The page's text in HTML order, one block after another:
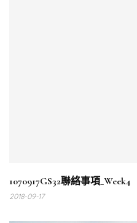
1070917GS32聯絡事項_Week4
2018-09-17